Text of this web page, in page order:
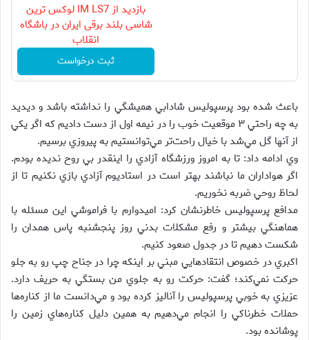
بازدید از IM LS7 لوکس ترین
شاسی بلند برقی ایران در باشگاه
انقلاب
ثبت درخواست
باعث شده بود پرسپوليس شادابي هميشگي را نداشته باشد و ديديد
به چه راحتي ۳ موقعيت خوب را در نيمه اول از دست داديم كه اگر يكي
از آنها گل مي‌شد با خيال راحت‌تر مي‌توانستيم به پيروزي برسيم.
وي ادامه داد: تا به امروز ورزشگاه آزادي را اينقدر بي روح نديده بودم.
اگر هواداران ما نباشند بهتر است در استاديوم آزادي بازي نكنيم تا از
لحاظ روحي ضربه نخوريم.
مدافع پرسپوليس خاطرنشان كرد: اميدوارم با فراموشي اين مسئله با
هماهنگي بيشتر و رفع مشكلات بدني روز پنجشنبه پاس همدان را
شكست دهيم تا در جدول صعود كنيم.
اكبري در خصوص انتقادهايي مبني بر اينكه چرا در جناح چپ رو به جلو
حركت نمي‌كند؛ گفت: حركت رو به جلوي من بستگي به حريف دارد.
عزيزي به خوبي پرسپوليس را آناليز كرده بود و مي‌دانست ما از كناره‌ها
حملات خطرناكي را انجام مي‌دهيم به همين دليل كناره‌هاي زمين را
پوشانده بود.